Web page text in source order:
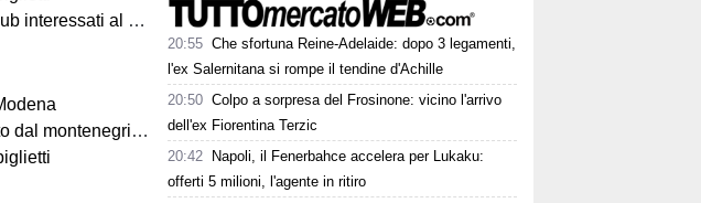
al giocatore
montenegrino.
20:55 Che sfortuna Reine-Adelaide: dopo 3 legamenti,
l'ex Salernitana si rompe il tendine d'Achille
20:50 Colpo a sorpresa del Frosinone: vicino l'arrivo
dell'ex Fiorentina Terzic
20:42
Napoli, il Fenerbahce accelera per Lukaku:
offerti 5 milioni, l'agente in ritiro